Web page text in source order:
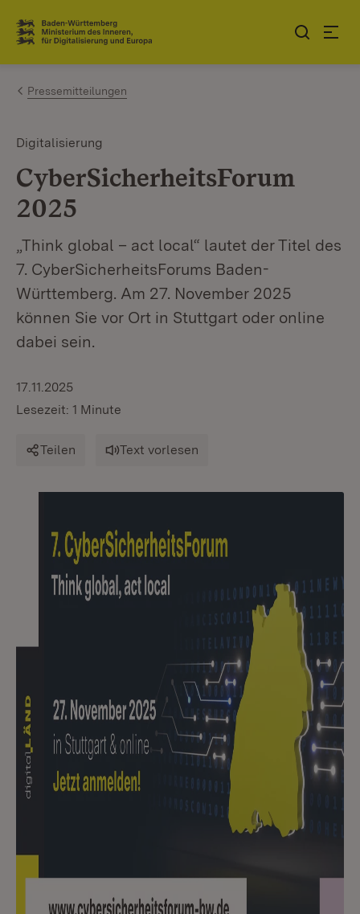
Zum Inhalt springen
Link zur Startseite
Pressemitteilungen
Digitalisierung
CyberSicherheitsForum
2025
„Think global – act local“ lautet der Titel des
7. CyberSicherheitsForums Baden-
Württemberg. Am 27. November 2025
können Sie vor Ort in Stuttgart oder online
dabei sein.
17.11.2025
Lesezeit: 1 Minute
Teilen Text vorlesen